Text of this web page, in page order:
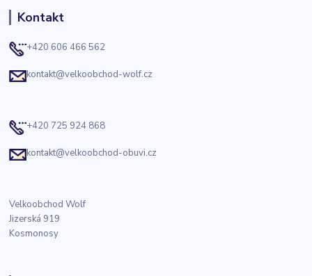
Kontakt
+420 606 466 562
kontakt@velkoobchod-wolf.cz
+420 725 924 868
kontakt@velkoobchod-obuvi.cz
Velkoobchod Wolf
Jizerská 919
Kosmonosy